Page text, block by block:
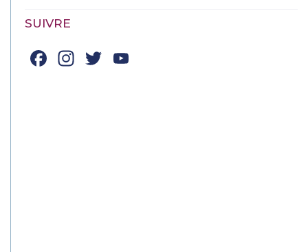
SUIVRE
Facebook
Instagram
Twitter